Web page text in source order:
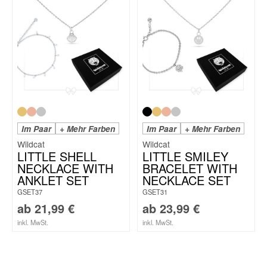
Im Paar + Mehr Farben
Wildcat
LITTLE SHELL
NECKLACE WITH
ANKLET SET
GSET37
ab 21,99 €
inkl. MwSt.
Im Paar + Mehr Farben
Wildcat
LITTLE SMILEY
BRACELET WITH
NECKLACE SET
GSET31
ab 23,99 €
inkl. MwSt.